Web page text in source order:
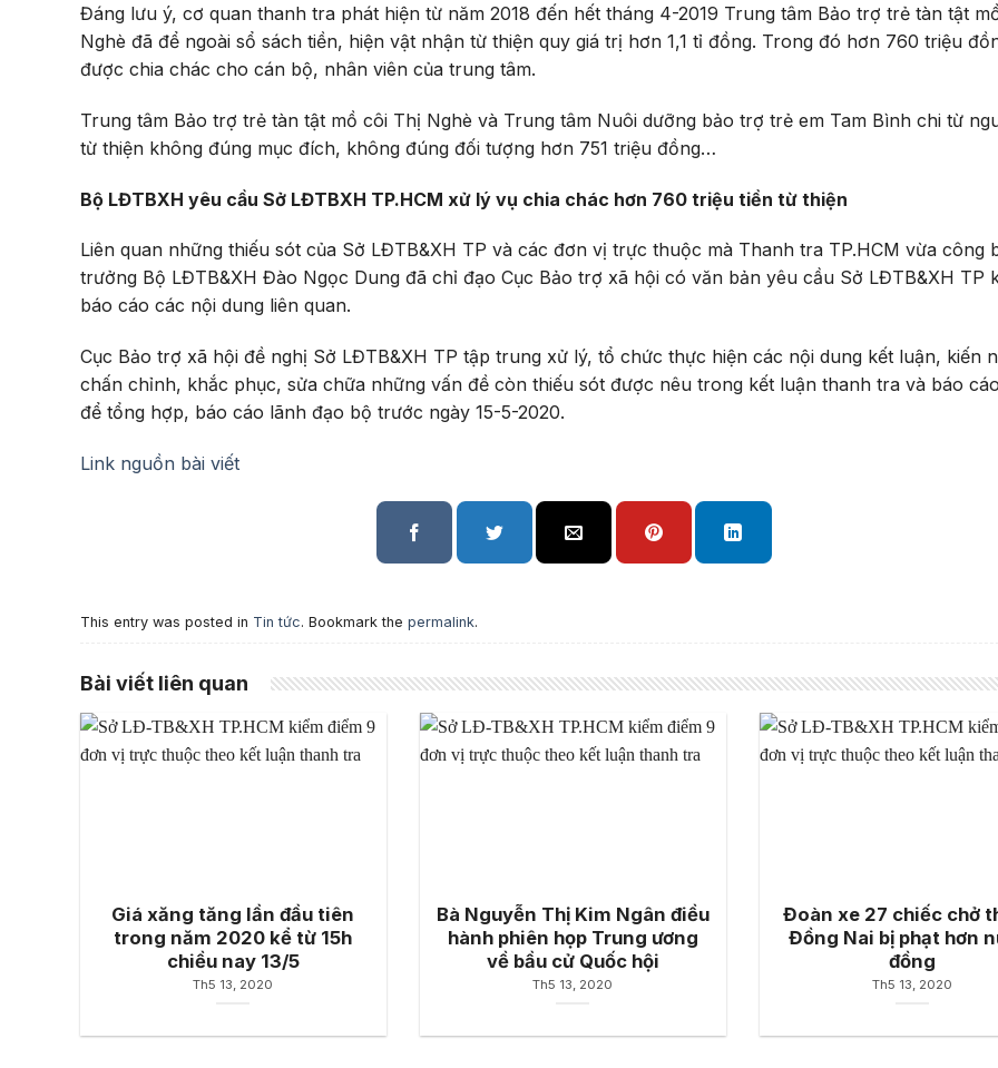
Đáng lưu ý, cơ quan thanh tra phát hiện từ năm 2018 đến hết tháng 4-2019 Trung tâm Bảo trợ trẻ tàn tật
Nghè đã để ngoài sổ sách tiền, hiện vật nhận từ thiện quy giá trị hơn 1,1 tỉ đồng. Trong đó hơn 760 triệu
được chia chác cho cán bộ, nhân viên của trung tâm.
Trung tâm Bảo trợ trẻ tàn tật mồ côi Thị Nghè và Trung tâm Nuôi dưỡng bảo trợ trẻ em Tam Bình chi từ
từ thiện không đúng mục đích, không đúng đối tượng hơn 751 triệu đồng…
Bộ LĐTBXH yêu cầu Sở LĐTBXH TP.HCM xử lý vụ chia chác hơn 760 triệu tiền từ thiện
Liên quan những thiếu sót của Sở LĐTB&XH TP và các đơn vị trực thuộc mà Thanh tra TP.HCM vừa công
trưởng Bộ LĐTB&XH Đào Ngọc Dung đã chỉ đạo Cục Bảo trợ xã hội có văn bản yêu cầu Sở LĐTB&XH TP
báo cáo các nội dung liên quan.
Cục Bảo trợ xã hội đề nghị Sở LĐTB&XH TP tập trung xử lý, tổ chức thực hiện các nội dung kết luận, kiến
chấn chỉnh, khắc phục, sửa chữa những vấn đề còn thiếu sót được nêu trong kết luận thanh tra và báo
để tổng hợp, báo cáo lãnh đạo bộ trước ngày 15-5-2020.
Link nguồn bài viết
This entry was posted in Tin tức. Bookmark the permalink.
Bài viết liên quan
Giá xăng tăng lần đầu tiên
trong năm 2020 kể từ 15h
chiều nay 13/5
Th5 13, 2020
Bà Nguyễn Thị Kim Ngân điều
hành phiên họp Trung ương
về bầu cử Quốc hội
Th5 13, 2020
Đoàn xe 27 chiếc chở
Đồng Nai bị phạt hơn
đồng
Th5 13, 2020